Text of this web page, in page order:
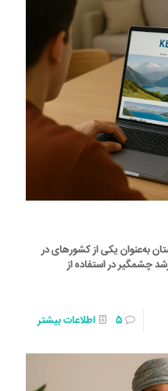
به‌عنوان یکی از کشورهای در
چشمگیر در استفاده از
5 اطلاعات بیشتر